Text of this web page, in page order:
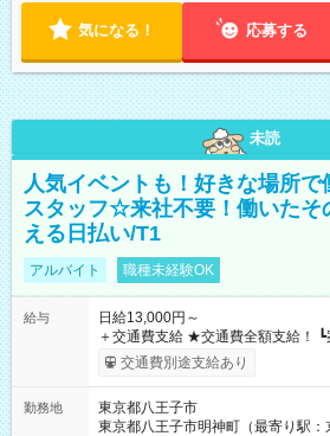
気になる！ 応募する
未読
人気イベントも！好きな場所で
スタッフ☆来社不要！働いたそ
える日払い/T1
アルバイト 職種未経験OK
給与
日給13,000円～
＋交通費支給 ★交通費全額支給！ ┗案件により規定あり ★日払
いOK！（規定あり） ┗働いたその
ンビニATMから 日払い分を引き落とせます！
交通費別途支給あり
勤務地
東京都八王子市
東京都八王子市明神町（最寄り駅：